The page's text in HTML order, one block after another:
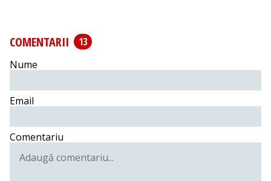
COMENTARII
13
Nume
Email
Comentariu